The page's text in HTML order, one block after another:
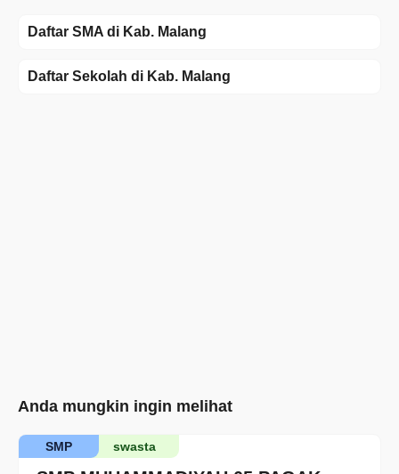
Daftar SMA di Kab. Malang
Daftar Sekolah di Kab. Malang
Anda mungkin ingin melihat
swasta
SMP